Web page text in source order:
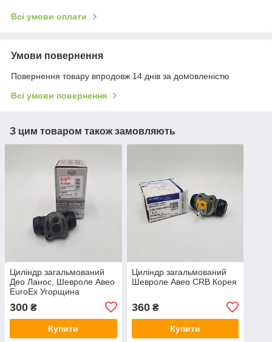
Всі умови оплати
Умови повернення
Повернення товару впродовж 14 днів за домовленістю
Всі умови повернення
З цим товаром також замовляють
Циліндр загальмований
Део Ланос, Шевроле Авео
EuroEx Угорщина
300 ₴
Купити
Циліндр загальмований
Шевроле Авео CRB Корея
360₴
Купити